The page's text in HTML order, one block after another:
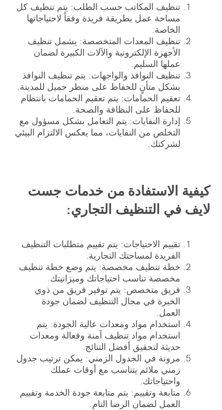
تنظيف المكاتب حسب الطلب: يتم تنظيف كل
مساحة عمل بطريقة فريدة وفقاً لاحتياجاتها
الخاصة.
تنظيف المعدات المتخصصة: يشمل تنظيف
الأجهزة الإلكترونية والآلات الكبيرة لضمان
عملها السليم.
تنظيف النوافذ والواجهات: يتم تنظيف النوافذ
بشكل متأنٍ للحفاظ على منظر جميل للمدينة.
تعقيم الحمامات: يتم تعقيم الحمامات بانتظام
للحفاظ على النظافة والصحة.
إدارة النفايات: يتم التعامل بشكل مسؤول مع
التخلص من النفايات، مما يعكس الالتزام البيئي
لشركتك.
كيفية الاستفادة من خدمات جست
لايف في التنظيف التجاري:
تقييم الاحتياجات: يتم تقييم متطلبات التنظيف
الفريدة لمساحتك التجارية.
خطة تنظيف مخصصة: يتم وضع خطة تنظيف
مخصصة تناسب احتياجاتك وميزانيتك.
فريق متخصص: يتم توفير فريق من ذوي
الخبرة في مجال التنظيف لضمان جودة
العمل.
استخدام مواد ومعدات عالية الجودة: يتم
استخدام مواد تنظيف آمنة وفعالة ومعدات
حديثة لتحقيق أفضل النتائج.
مرونة في الجدول الزمني: يمكن ترتيب جدول
زمني ملائم يتناسب مع أوقات عملك
واحتياجاتك.
متابعة وتقييم: يتم متابعة جودة الخدمة وتقييم
العمل لضمان الرضا التام.